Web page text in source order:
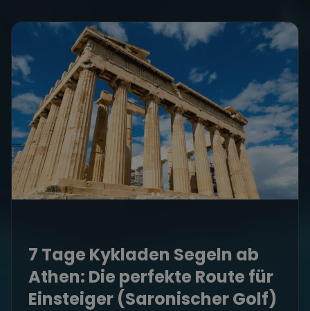
7 Tage Kykladen Segeln ab
Athen: Die perfekte Route für
Einsteiger (Saronischer Golf)